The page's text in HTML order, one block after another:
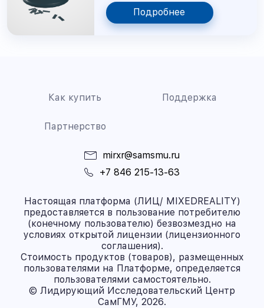
Подробнее
Как купить Поддержка
Партнерство
mirxr@samsmu.ru
+7 846 215-13-63
Настоящая платформа (ЛИЦ/ MIXEDREALITY)
предоставляется в пользование потребителю
(конечному пользователю) безвозмездно на
условиях открытой лицензии (лицензионного
соглашения).
Стоимость продуктов (товаров), размещенных
пользователями на Платформе, определяется
пользователями самостоятельно.
© Лидирующий Исследовательский Центр
СамГМУ, 2026.